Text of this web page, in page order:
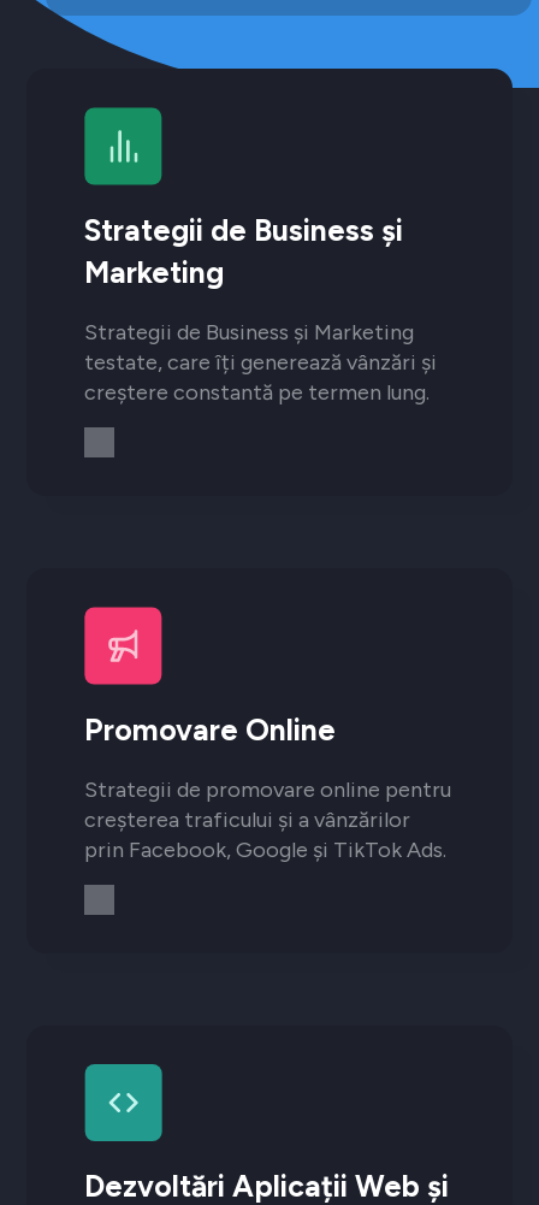
Strategii de Business și
Marketing
Strategii de Business și Marketing
testate, care îți generează vânzări și
creștere constantă pe termen lung.
Promovare Online
Strategii de promovare online pentru
creșterea traficului și a vânzărilor
prin Facebook, Google și TikTok Ads.
Dezvoltări Aplicații Web și